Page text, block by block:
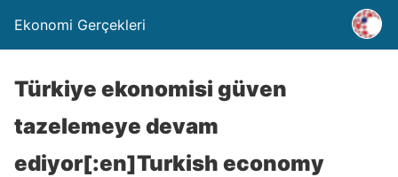
Ekonomi Gerçekleri
Türkiye ekonomisi güven
tazelemeye devam
ediyor[:en]Turkish economy